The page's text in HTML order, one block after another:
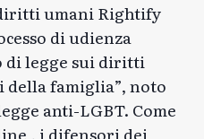
umani Rightify
di udienza
di legge sui diritti
della famiglia”, noto
anti-LGBT. Come
, i difensori dei